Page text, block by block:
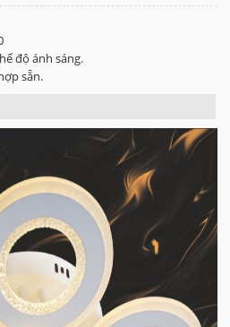
độ ánh sáng.
sẵn.